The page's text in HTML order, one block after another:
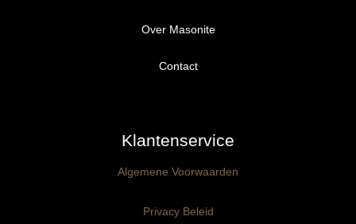
Alle producten
Proefpakket
3mm dik
6mm dik
Kant-en-Klaar panelen
3mm dik
6mm dik
Ophangklaar panelen
Maatwerk
Over Masonite
Contact
Klantenservice
Algemene Voorwaarden
Privacy Beleid